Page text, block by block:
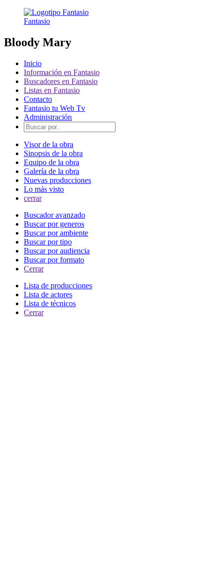
Fantasio
Bloody Mary
Inicio
Información en Fantasio
Buscadores en Fantasio
Listas en Fantasio
Contacto
Fantasio tu Web Tv
Administración
Visor de la obra
Sinopsis de la obra
Equipo de la obra
Galería de la obra
Nuevas producciones
Lo más visto
cerrar
Buscador avanzado
Buscar por generos
Buscar por ambiente
Buscar por tipo
Buscar por audiencia
Buscar por formato
Cerrar
Lista de producciones
Lista de actores
Lista de técnicos
Cerrar